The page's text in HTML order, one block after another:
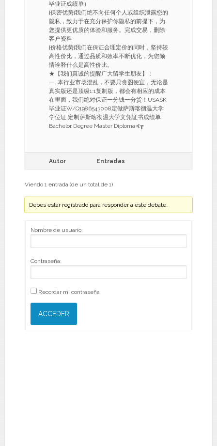
毕业证成绩单）
[保密优势]我们绝不向任何个人或组织泄露您的
隐私，致力于在充分保护你隐私的前提下，为
您提供更优质的体验和服务。完成交易，删除
客户资料
[价格优势]我们在保证合理定价的同时，坚持较
高性价比，通过品质和效率不断优化，为您倾
情诠释什么是高性价比。
★【我们真诚的提醒广大留学生朋友】：
一. 本行业市场混乱，不要只贪图便宜，无论是
真实版还是顶级1:1复制版，都会有相应的成本
在里面，我们绝对保证一分钱一分货！USASK
毕业证W/Q1986543008定做萨斯喀彻温大学
学位证,定制萨斯喀彻温大学文凭证书成绩单
Bachelor Degree Master Diploma⊰┲
Autor Entradas
Viendo 1 entrada (de un total de 1)
Debes estar registrado para responder a este debate.
Nombre de usuario:
Contraseña:
Recordar mi contraseña
ACCEDER